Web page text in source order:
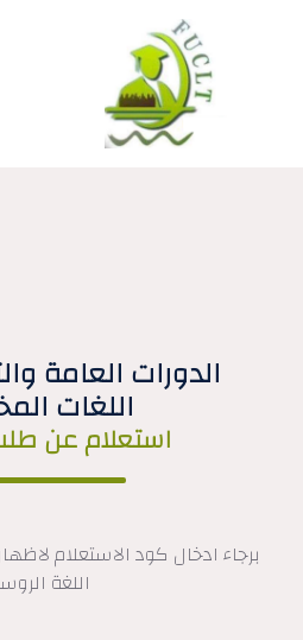
الدورات العامة
اللغات
استعلام عن
برجاء ادخال كود الاستعلام
اللغة